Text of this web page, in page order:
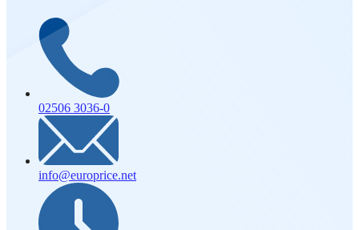
02506 3036-0
info@europrice.net